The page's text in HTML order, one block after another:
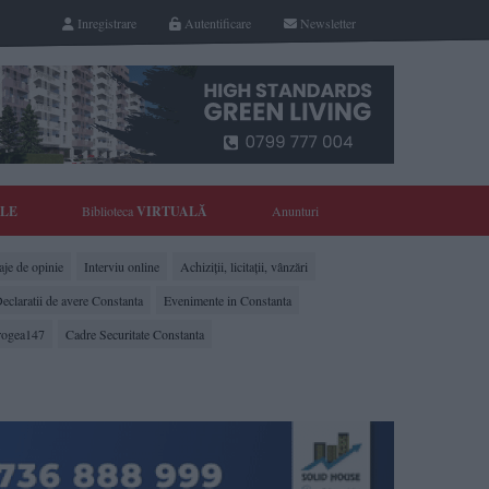
Newsletter
Autentificare
Inregistrare
BibliotecaVIRTUALĂ Anunturi
de opinie Interviu online
Achiziții, licitații, vânzări
de avere Constanta
Evenimente in Constanta
Cadre Securitate Constanta